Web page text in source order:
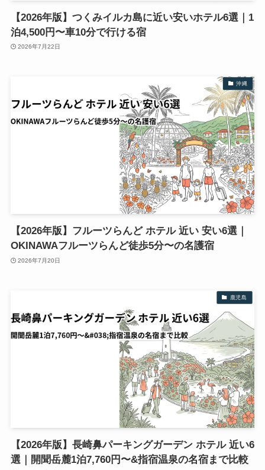
【2026年版】つくみイルカ島に近い安いホテル6選｜1
泊4,500円〜車10分で行ける宿
2026年7月22日
沖縄
【2026年版】フルーツらんど ホテル 近い 安い6選｜
OKINAWAフルーツらんど徒歩5分〜の名護宿
2026年7月20日
鹿児島
【2026年版】長崎鼻パーキングガーデン ホテル 近い6
選｜開聞岳麓1泊7,760円〜&指宿温泉の名宿まで比較